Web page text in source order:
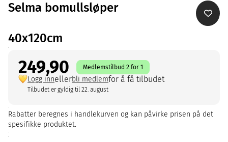
Selma bomullsløper
40x120cm
249,90 Medlemstilbud 2 for 1
Logg innellerbli medlemfor å få tilbudet
Tilbudet er gyldig til 22. august
Rabatter beregnes i handlekurven og kan påvirke prisen på det
spesifikke produktet.